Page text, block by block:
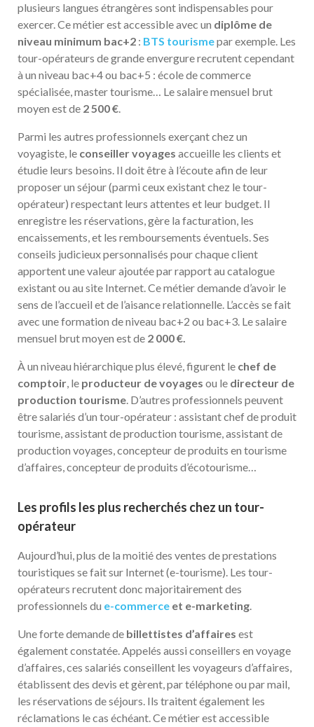
plusieurs langues étrangères sont indispensables pour
exercer. Ce métier est accessible avec un diplôme de
niveau minimum bac+2 : BTS tourismepar exemple. Les
tour-opérateurs de grande envergure recrutent cependant
à un niveau bac+4 ou bac+5 : école de commerce
spécialisée, master tourisme… Le salaire mensuel brut
moyen est de 2 500 €.
Parmi les autres professionnels exerçant chez un
voyagiste, le conseiller voyages accueille les clients et
étudie leurs besoins. Il doit être à l’écoute afin de leur
proposer un séjour (parmi ceux existant chez le tour-
opérateur) respectant leurs attentes et leur budget. Il
enregistre les réservations, gère la facturation, les
encaissements, et les remboursements éventuels. Ses
conseils judicieux personnalisés pour chaque client
apportent une valeur ajoutée par rapport au catalogue
existant ou au site Internet. Ce métier demande d’avoir le
sens de l’accueil et de l’aisance relationnelle. L’accès se fait
avec une formation de niveau bac+2 ou bac+3. Le salaire
mensuel brut moyen est de 2 000 €.
À un niveau hiérarchique plus élevé, figurent le chef de
comptoir, le producteur de voyages ou le directeur de
production tourisme. D’autres professionnels peuvent
être salariés d’un tour-opérateur : assistant chef de produit
tourisme, assistant de production tourisme, assistant de
production voyages, concepteur de produits en tourisme
d’affaires, concepteur de produits d’écotourisme…
Les profils les plus recherchés chez un tour-
opérateur
Aujourd’hui, plus de la moitié des ventes de prestations
touristiques se fait sur Internet (e-tourisme). Les tour-
opérateurs recrutent donc majoritairement des
professionnels du e-commerce et e-marketing.
Une forte demande de billettistes d’affaires est
également constatée. Appelés aussi conseillers en voyage
d’affaires, ces salariés conseillent les voyageurs d’affaires,
établissent des devis et gèrent, par téléphone ou par mail,
les réservations de séjours. Ils traitent également les
réclamations le cas échéant. Ce métier est accessible